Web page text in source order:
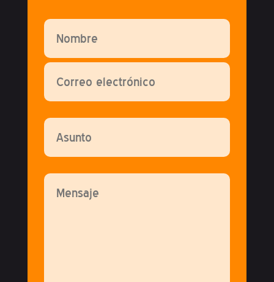
Por favor, deja este campo vacío.